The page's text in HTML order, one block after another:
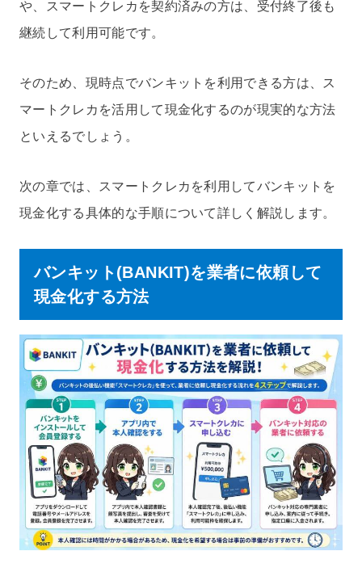
や、スマートクレカを契約済みの方は、受付終了後も
継続して利用可能です。
そのため、現時点でバンキットを利用できる方は、ス
マートクレカを活用して現金化するのが現実的な方法
といえるでしょう。
次の章では、スマートクレカを利用してバンキットを
現金化する具体的な手順について詳しく解説します。
バンキット(BANKIT)を業者に依頼して
現金化する方法